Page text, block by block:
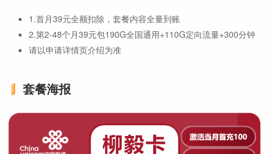
1.首月39元全额扣除，套餐内容全量到账
2.第2-48个月39元包190G全国通用+110G定向流量+300分钟
请以申请详情页介绍为准
套餐海报